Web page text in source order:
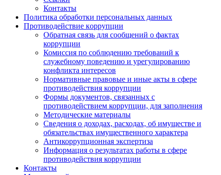
Контакты
Политика обработки персональных данных
Прoтивoдeйствие кoрpупции
Обратная связь для сообщений о фактах
коррупции
Комиссия по соблюдению требований к
служебному поведению и урегулированию
конфликта интересов
Нормативные правовые и иные акты в сфере
противодействия коррупции
Формы документов, связанных с
противодействием коррупции, для заполнения
Методические материалы
Сведения о доходах, расходах, об имуществе и
обязательствах имущественного характера
Антикоррупционная экспертиза
Информация о результатах работы в сфере
противодействия коррупции
Контакты